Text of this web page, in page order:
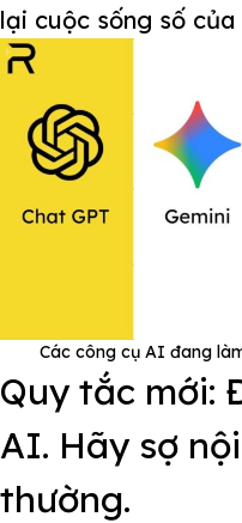
lại cuộc sống số
Các công cụ AI đang
Quy tắc mới:
AI. Hãy sợ
thường.